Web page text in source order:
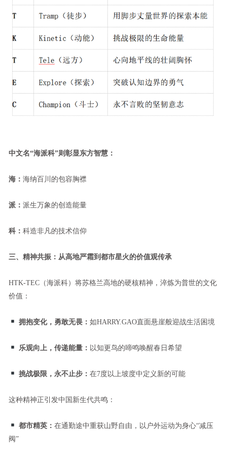
中文名“海派科”则彰显东方智慧：
海： 海纳百川的包容胸襟
派： 派生万象的创造能量
科： 科造非凡的技术信仰
三、精神共振：从高地严霜到都市星火的价值观传承
HTK-TEC（海派科）将苏格兰高地的硬核精神，淬炼为普世的文化
价值：
拥抱变化，勇敢无畏： 如HARRY.GAO直面悬崖般迎战生活困境
乐观向上，传递能量： 以知更鸟的啼鸣唤醒春日希望
挑战极限，永不止步： 在7度以上坡度中定义新的可能
这种精神正引发中国新生代共鸣：
都市精英： 在通勤途中重获山野自由，以户外运动为身心“减压
阀”